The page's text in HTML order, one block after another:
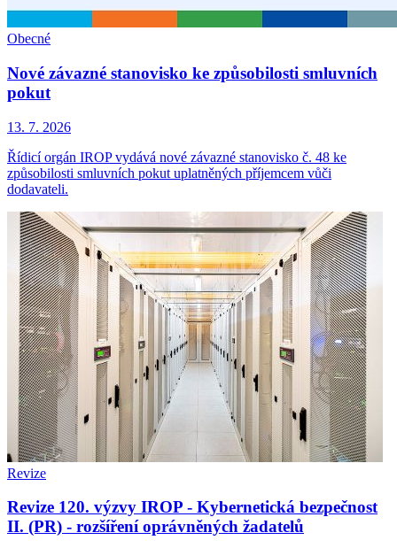
Obecné
Nové závazné stanovisko ke způsobilosti smluvních
pokut
13. 7. 2026
Řídicí orgán IROP vydává nové závazné stanovisko č. 48 ke
způsobilosti smluvních pokut uplatněných příjemcem vůči
dodavateli.
Revize
Revize 120. výzvy IROP - Kybernetická bezpečnost
II. (PR) - rozšíření oprávněných žadatelů